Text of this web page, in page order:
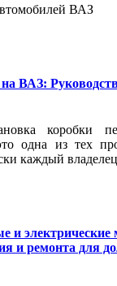
ВАЗ
ВАЗ:
коробки
одна из тех
каждый владелец
и
и ремонта для